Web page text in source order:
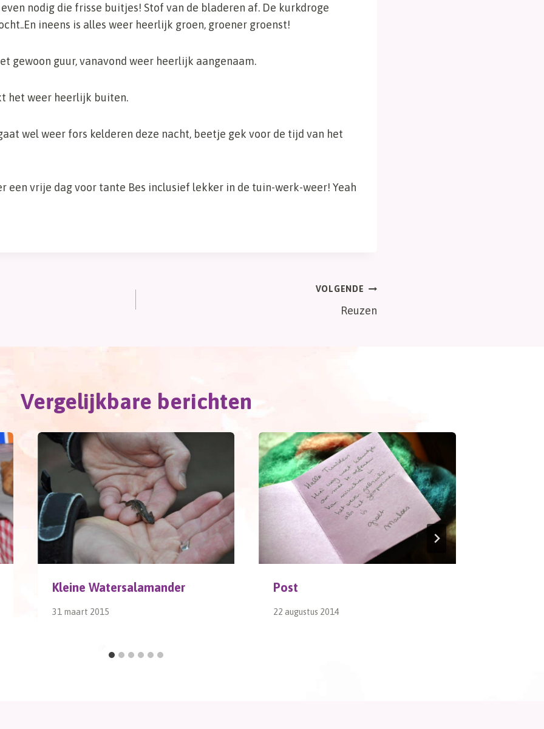
nodig die frisse buitjes! Stof van de bladeren af. De kurkdroge
ineens is alles weer heerlijk groen, groener groenst!
gewoon guur, vanavond weer heerlijk aangenaam.
het weer heerlijk buiten.
wel weer fors kelderen deze nacht, beetje gek voor de tijd van het
een vrije dag voor tante Bes inclusief lekker in de tuin-werk-weer! Yeah
VOLGENDE
Reuzen
Vergelijkbare berichten
Kleine Watersalamander
31 maart 2015
Post
22 augustus 2014